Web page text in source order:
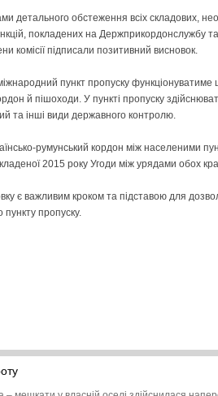
детального обстеження всіх складових,
покладених на Держприкордонслужбу та
комісії підписали позитивний висновок.
пункт пропуску функціонуватиме
й пішоходи. У пункті пропуску
та інші види державного контролю.
румунський кордон між населеними
2015 року Угоди між урядами обох
є важливим кроком та підставою для
пункту пропуску.